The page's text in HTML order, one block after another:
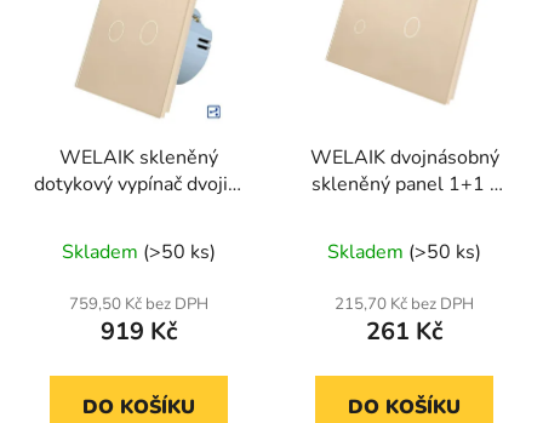
WELAIK skleněný
dotykový vypínač dvojitý
kompletní ř.6+6- ivory
creme
Skladem (>50 ks)
759,50 Kč bez DPH
919 Kč
DO KOŠÍKU
WELAIK dvojnásobný
skleněný panel 1+1 -
Skladem (>50 ks)
215,70 Kč bez DPH
261 Kč
DO KOŠÍKU